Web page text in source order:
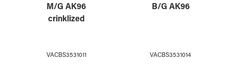
M/G AK96
crinklized
VACBS3531011
B/G AK96
VACBS3531014